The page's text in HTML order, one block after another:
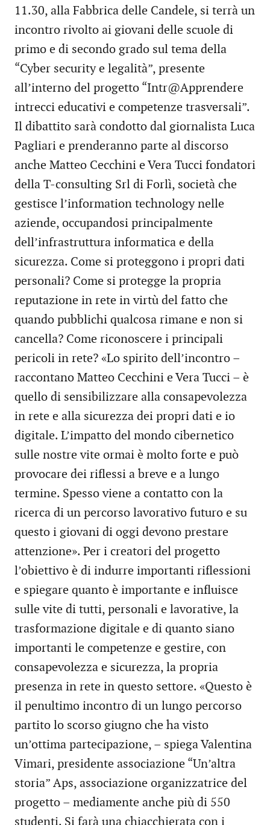
11.30, alla Fabbrica delle Candele, si terrà un
incontro rivolto ai giovani delle scuole di
primo e di secondo grado sul tema della
“Cyber security e legalità”, presente
all’interno del progetto “Intr@Apprendere
intrecci educativi e competenze trasversali”.
Il dibattito sarà condotto dal giornalista Luca
Pagliari e prenderanno parte al discorso
anche Matteo Cecchini e Vera Tucci fondatori
della T-consulting Srl di Forlì, società che
gestisce l’information technology nelle
aziende, occupandosi principalmente
dell’infrastruttura informatica e della
sicurezza. Come si proteggono i propri dati
personali? Come si protegge la propria
reputazione in rete in virtù del fatto che
quando pubblichi qualcosa rimane e non si
cancella? Come riconoscere i principali
pericoli in rete? «Lo spirito dell’incontro –
raccontano Matteo Cecchini e Vera Tucci – è
quello di sensibilizzare alla consapevolezza
in rete e alla sicurezza dei propri dati e io
digitale. L’impatto del mondo cibernetico
sulle nostre vite ormai è molto forte e può
provocare dei riflessi a breve e a lungo
termine. Spesso viene a contatto con la
ricerca di un percorso lavorativo futuro e su
questo i giovani di oggi devono prestare
attenzione». Per i creatori del progetto
l’obiettivo è di indurre importanti riflessioni
e spiegare quanto è importante e influisce
sulle vite di tutti, personali e lavorative, la
trasformazione digitale e di quanto siano
importanti le competenze e gestire, con
consapevolezza e sicurezza, la propria
presenza in rete in questo settore. «Questo è
il penultimo incontro di un lungo percorso
partito lo scorso giugno che ha visto
un’ottima partecipazione, – spiega Valentina
Vimari, presidente associazione “Un’altra
storia” Aps, associazione organizzatrice del
progetto – mediamente anche più di 550